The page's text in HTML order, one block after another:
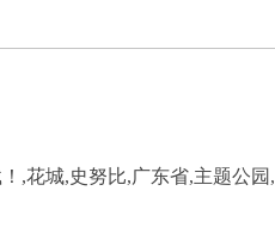
,花城,史努比,广东省,主题公园,